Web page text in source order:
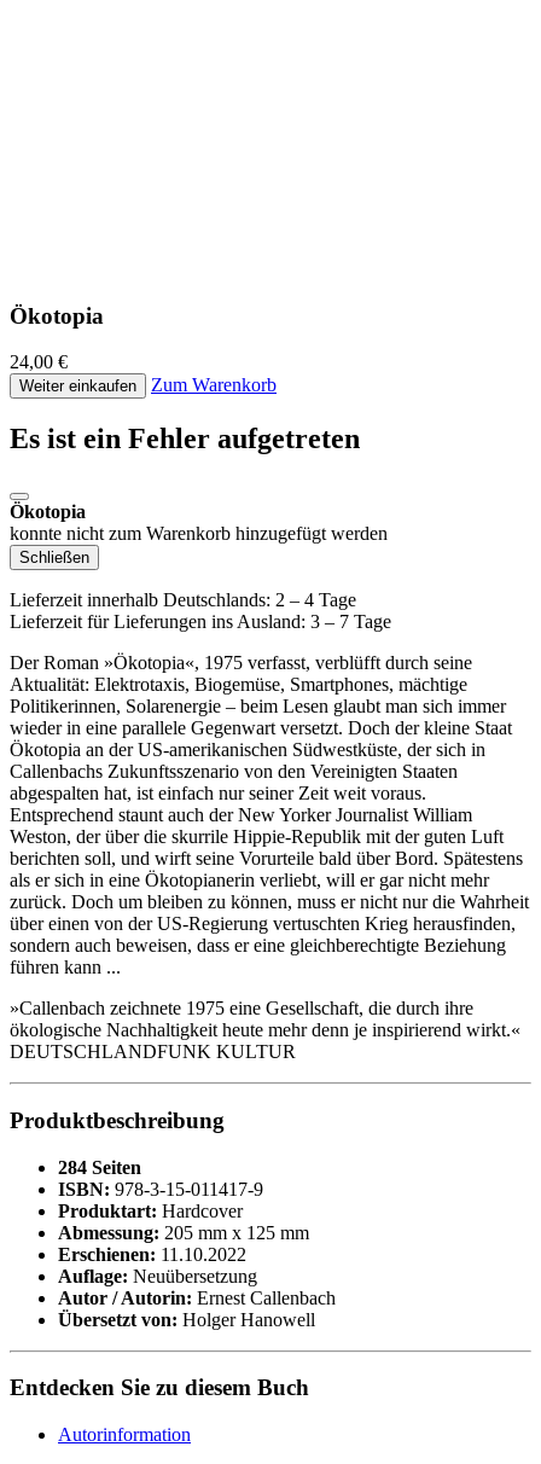
Ökotopia
24,00 €
Weiter einkaufen Zum Warenkorb
Es ist ein Fehler aufgetreten
Ökotopia
konnte nicht zum Warenkorb hinzugefügt werden
Schließen
Lieferzeit innerhalb Deutschlands: 2 – 4 Tage
Lieferzeit für Lieferungen ins Ausland: 3 – 7 Tage
Der Roman »Ökotopia«, 1975 verfasst, verblüfft durch seine
Aktualität: Elektrotaxis, Biogemüse, Smartphones, mächtige
Politikerinnen, Solarenergie – beim Lesen glaubt man sich immer
wieder in eine parallele Gegenwart versetzt. Doch der kleine Staat
Ökotopia an der US-amerikanischen Südwestküste, der sich in
Callenbachs Zukunftsszenario von den Vereinigten Staaten
abgespalten hat, ist einfach nur seiner Zeit weit voraus.
Entsprechend staunt auch der New Yorker Journalist William
Weston, der über die skurrile Hippie-Republik mit der guten Luft
berichten soll, und wirft seine Vorurteile bald über Bord. Spätestens
als er sich in eine Ökotopianerin verliebt, will er gar nicht mehr
zurück. Doch um bleiben zu können, muss er nicht nur die Wahrheit
über einen von der US-Regierung vertuschten Krieg herausfinden,
sondern auch beweisen, dass er eine gleichberechtigte Beziehung
führen kann ...
»Callenbach zeichnete 1975 eine Gesellschaft, die durch ihre
ökologische Nachhaltigkeit heute mehr denn je inspirierend wirkt.«
DEUTSCHLANDFUNK KULTUR
Produktbeschreibung
284 Seiten
ISBN: 978-3-15-011417-9
Produktart: Hardcover
Abmessung: 205 mm x 125 mm
Erschienen: 11.10.2022
Auflage: Neuübersetzung
Autor / Autorin: Ernest Callenbach
Übersetzt von: Holger Hanowell
Entdecken Sie zu diesem Buch
Autorinformation